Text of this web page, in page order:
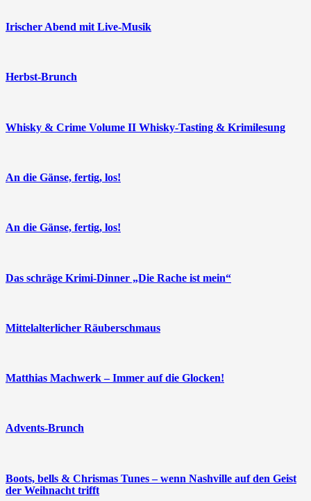
Irischer Abend mit Live-Musik
Herbst-Brunch
Whisky & Crime Volume II Whisky-Tasting & Krimilesung
An die Gänse, fertig, los!
An die Gänse, fertig, los!
Das schräge Krimi-Dinner „Die Rache ist mein“
Mittelalterlicher Räuberschmaus
Matthias Machwerk – Immer auf die Glocken!
Advents-Brunch
Boots, bells & Chrismas Tunes – wenn Nashville auf den Geist
der Weihnacht trifft